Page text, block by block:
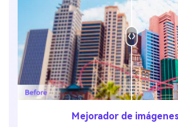
Mejorador de